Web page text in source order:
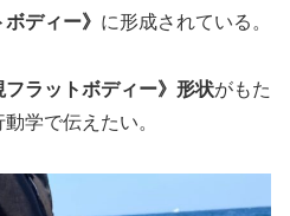
ディー》 に形成されている。
フラットボディー》形状がもた
学で伝えたい。